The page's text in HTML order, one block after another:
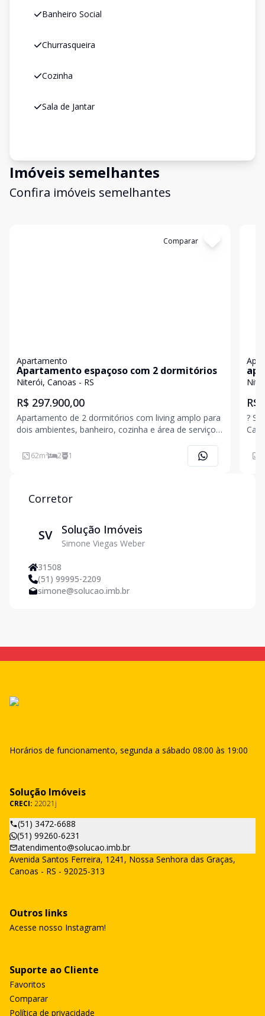
Banheiro Social
Churrasqueira
Cozinha
Sala de Jantar
Imóveis semelhantes
Confira imóveis semelhantes
Comparar
Apartamento
Apartamento espaçoso com 2 dormitórios
Niterói, Canoas - RS
R$ 297.900,00
Apartamento de 2 dormitórios com living amplo para
dois ambientes, banheiro, cozinha e área de serviço,
de 62,73 m² pensado para conforto e praticidade.
Situado em um bairro arborizado, tranquilo e com
62m² 2 1
R$
?
Canoas! No coração do
Corretor
SV Solução Imóveis
Simone Viegas Weber
31508
(51) 99995-2209
simone@solucao.imb.br
Horários de funcionamento, segunda a sábado 08:00 às 19:00
Solução Imóveis
CRECI: 22021j
(51) 3472-6688
(51) 99260-6231
atendimento@solucao.imb.br
Avenida Santos Ferreira, 1241, Nossa Senhora das Graças,
Canoas - RS - 92025-313
Outros links
Acesse nosso Instagram!
Suporte ao Cliente
Favoritos
Comparar
Política de privacidade